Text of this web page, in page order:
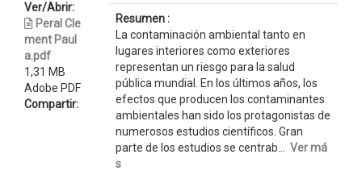
Ver/Abrir:
Peral Cle
ment Paul
a.pdf
1,31 MB
Adobe PDF
Compartir:
Resumen :
La contaminación ambiental tanto en
lugares interiores como exteriores
representan un riesgo para la salud
pública mundial. En los últimos años, los
efectos que producen los contaminantes
ambientales han sido los protagonistas de
numerosos estudios científicos. Gran
parte de los estudios se centrab... Ver má
s